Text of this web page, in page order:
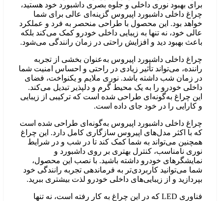
بهبود نوری داخلی و جلوه بصری داشبورد خود هستید،
داخلی داشبورد اپیروس گزینه‌ای عالی برای شما
بود. این محصول با طراحی منحصر به فرد و عملکرد
خود، نه تنها به زیبایی داخلی خودرو کمک می‌کند بلکه
بهبود دید و افزایش راحتی در زمان رانندگی می‌شود.
داخلی داشبورد اپیروس به‌عنوان بخشی از تجربه
می‌تواند تأثیر زیادی در راحتی و احساس امنیت شما
زمان شب داشته باشد. نوری ملایم و یکنواخت، فضای
خودرو را به یک محیط گرم و دلپذیر تبدیل می‌کند.
چراغ به‌گونه‌ای طراحی شده است که ترکیبی از زیبایی
کارایی را در خود جای داده است.
داخلی داشبورد اپیروس به‌گونه‌ای طراحی شده است
با اکثر مدل‌های اپیروس سازگاری کامل دارد. این چراغ
می‌تواند به شما کمک کند تا در شب و در شرایط
نامناسب، کنترل بهتری بر روی داشبورد و
خودرو داشته باشید. با نصب این محصول،
می‌توانید کاربردی‌تر به فرماندهی تجربه رانندگی خود
و از زیبایی‌های داخلی خودرو لذت بیشتری ببرید.
فناوری LED که در این چراغ به کار رفته است، نه تنها